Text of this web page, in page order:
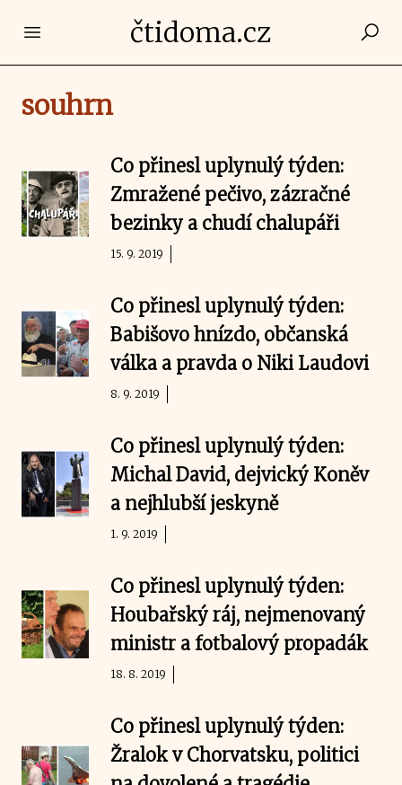
Open main menučtidoma.cz
souhrn
Co přinesl uplynulý týden:
Zmražené pečivo, zázračné
bezinky a chudí chalupáři
15. 9. 2019
Co přinesl uplynulý týden:
Babišovo hnízdo, občanská
válka a pravda o Niki Laudovi
8. 9. 2019
Co přinesl uplynulý týden:
Michal David, dejvický Koněv
a nejhlubší jeskyně
1. 9. 2019
Co přinesl uplynulý týden:
Houbařský ráj, nejmenovaný
ministr a fotbalový propadák
18. 8. 2019
Co přinesl uplynulý týden:
Žralok v Chorvatsku, politici